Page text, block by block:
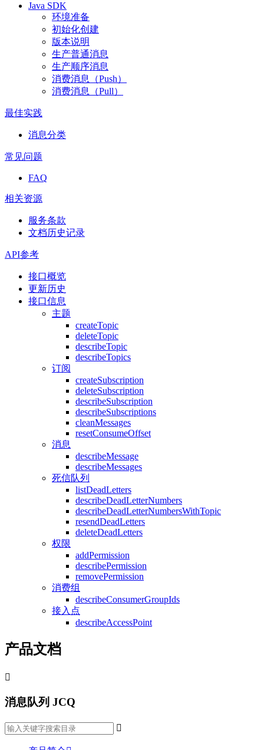
Java SDK
环境准备
初始化创建
版本说明
生产普通消息
生产顺序消息
消费消息（Push）
消费消息（Pull）
最佳实践
消息分类
常见问题
FAQ
相关资源
服务条款
文档历史记录
API参考
接口概览
更新历史
接口信息
主题
createTopic
deleteTopic
describeTopic
describeTopics
订阅
createSubscription
deleteSubscription
describeSubscription
describeSubscriptions
cleanMessages
resetConsumeOffset
消息
describeMessage
describeMessages
死信队列
listDeadLetters
describeDeadLetterNumbers
describeDeadLetterNumbersWithTopic
resendDeadLetters
deleteDeadLetters
权限
addPermission
describePermission
removePermission
消费组
describeConsumerGroupIds
接入点
describeAccessPoint
产品文档

消息队列 JCQ
